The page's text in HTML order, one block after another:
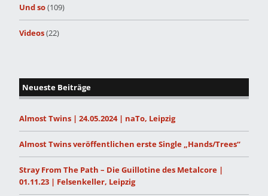
Und so(109)
Videos(22)
Neueste Beiträge
Almost Twins | 24.05.2024 | naTo, Leipzig
Almost Twins veröffentlichen erste Single „Hands/Trees“
Stray From The Path – Die Guillotine des Metalcore |
01.11.23 | Felsenkeller, Leipzig